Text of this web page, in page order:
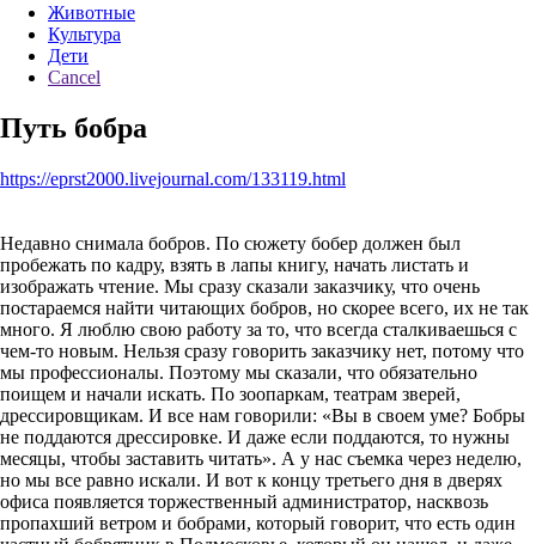
Животные
Культура
Дети
Cancel
Путь бобра
https://eprst2000.livejournal.com/133119.html
Недавно снимала бобров. По сюжету бобер должен был
пробежать по кадру, взять в лапы книгу, начать листать и
изображать чтение. Мы сразу сказали заказчику, что очень
постараемся найти читающих бобров, но скорее всего, их не так
много. Я люблю свою работу за то, что всегда сталкиваешься с
чем-то новым. Нельзя сразу говорить заказчику нет, потому что
мы профессионалы. Поэтому мы сказали, что обязательно
поищем и начали искать. По зоопаркам, театрам зверей,
дрессировщикам. И все нам говорили: «Вы в своем уме? Бобры
не поддаются дрессировке. И даже если поддаются, то нужны
месяцы, чтобы заставить читать». А у нас съемка через неделю,
но мы все равно искали. И вот к концу третьего дня в дверях
офиса появляется торжественный администратор, насквозь
пропахший ветром и бобрами, который говорит, что есть один